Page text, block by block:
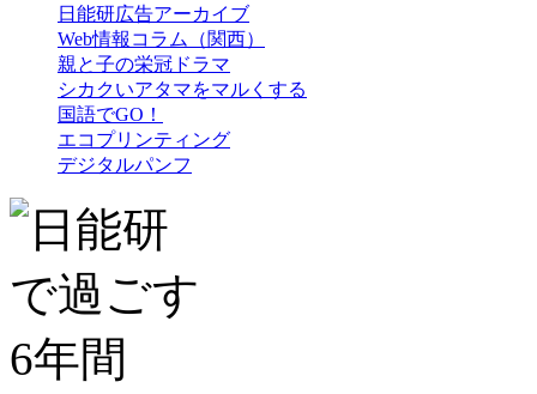
日能研広告アーカイブ
Web情報コラム（関西）
親と子の栄冠ドラマ
シカクいアタマをマルくする
国語でGO！
エコプリンティング
デジタルパンフ